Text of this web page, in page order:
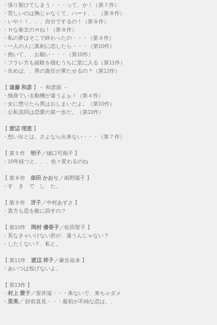
・ 張り裂けてしまう・・・って、か！（第７作）
・ 苦しいのは胸じゃなくて、ハート、、（第８作）
・ いや！！、、、自分でするの！（第８作）
・ Ｈな春文のＨね！（第８作）
・ 私の夢はそこで終わったの・・・（第９作）
・ 一人の人に真剣に恋したら・・・（第10作）
・ 抱いて、、お願い・・・（第10作）
・ フラレ方も経験を積むうちに堂に入る（第11作）
・ 生めば、、男の責任が果たせるの？（第12作）
【 遠藤 和彦 】－ 和彦節 －
・ 独身でいる動機が違うよぉ！（第４作）
・ 女に懲りたら男はおしまいだよ。（第10作）
・ 公私混同は恋愛の第一歩だ。（第10作）
【 渡辺 理恵 】
・ 想い出とは、さよなら出来ない・・・（第７作）
【 第５作 明子 ／樋口可南子 】
・ 10年経つと、、、色々変わるのね
【 第８作 柴田 かおり ／南野陽子 】
・ す き で し た。
【 第９作 冴子 ／中村あずさ 】
・ 貴方も恋を敵に回すの？
【 第10作 岡村 優香子 ／松田聖子 】
・ 見なきゃいけない所が、違うんじゃない？
・ したくない？、私と。
【 第11作 渡辺 祥子 ／麻生祐未 】
・ あいつは投げないよ。
【 第13作 】
・ 村上 愛子 ／室井滋・・・ 来ないで、来ちゃダメ
・ 里美 ／ 財前直見・・・ 最初が不純な恋は、、